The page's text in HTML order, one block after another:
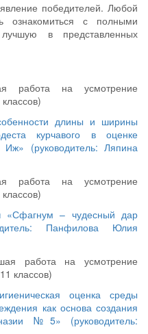
победителей. Любой
ознакомиться с полными
в представленных
работа на усмотрение
длины и ширины
курчавого в оценке
Иж» (руководитель: Ляпина
работа на усмотрение
«Сфагнум – чудесный дар
Панфилова Юлия
работа на усмотрение
классов)
оценка среды
как основа создания
№5» (руководитель: